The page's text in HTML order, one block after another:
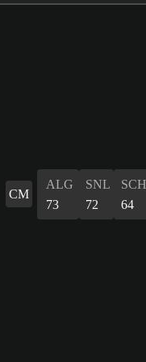
CM
ALG
73
SNL
72
SCH
64